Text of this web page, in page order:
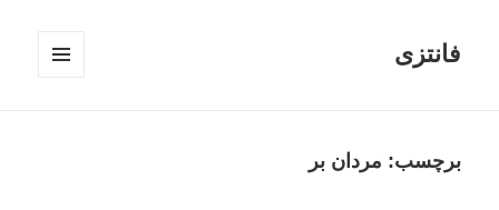
فانتزی
برچسب: مردان بر